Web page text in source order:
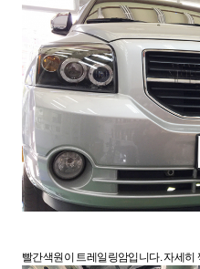
빨간색원이 트레일링암입니다. 자세히